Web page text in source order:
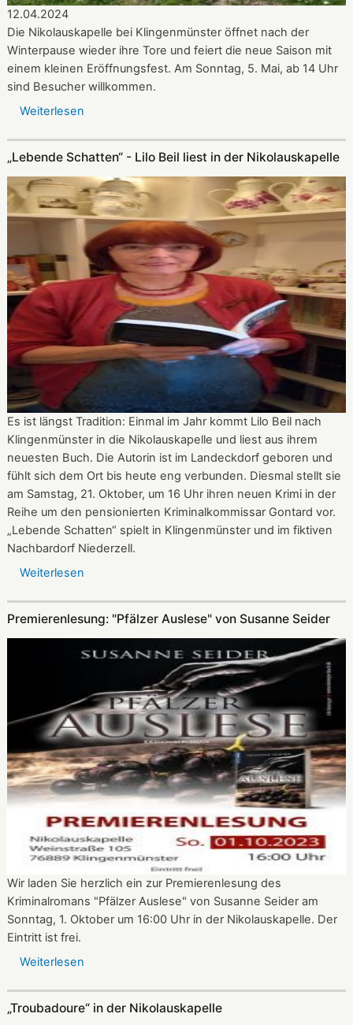
12.04.2024
Die Nikolauskapelle bei Klingenmünster öffnet nach der
Winterpause wieder ihre Tore und feiert die neue Saison mit
einem kleinen Eröffnungsfest. Am Sonntag, 5. Mai, ab 14 Uhr
sind Besucher willkommen.
Weiterlesen
Nikolauskapelle:
Ökumenischer
Kirchenchor
und
Bläserkreis
musizieren
zur
neuen
Saison
„Lebende Schatten“ - Lilo Beil liest in der Nikolauskapelle
Es ist längst Tradition: Einmal im Jahr kommt Lilo Beil nach
Klingenmünster in die Nikolauskapelle und liest aus ihrem
neuesten Buch. Die Autorin ist im Landeckdorf geboren und
fühlt sich dem Ort bis heute eng verbunden. Diesmal stellt sie
am Samstag, 21. Oktober, um 16 Uhr ihren neuen Krimi in der
Reihe um den pensionierten Kriminalkommissar Gontard vor.
„Lebende Schatten“ spielt in Klingenmünster und im fiktiven
Nachbardorf Niederzell.
Weiterlesen
-
Beil
in
der
Nikolauskapelle
Premierenlesung: "Pfälzer Auslese" von Susanne Seider
Wir laden Sie herzlich ein zur Premierenlesung des
Kriminalromans "Pfälzer Auslese" von Susanne Seider am
Sonntag, 1. Oktober um 16:00 Uhr in der Nikolauskapelle. Der
Eintritt ist frei.
Weiterlesen
Auslese"
„Troubadoure“ in der Nikolauskapelle